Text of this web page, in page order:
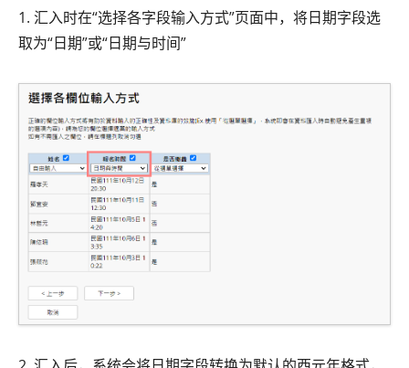
1. 汇入时在“选择各字段输入方式”页面中，将日期字段选
取为“日期”或“日期与时间”